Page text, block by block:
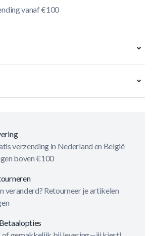
vanaf €100
verzending in Nederland en België
boven €100
veranderd? Retourneer je artikelen